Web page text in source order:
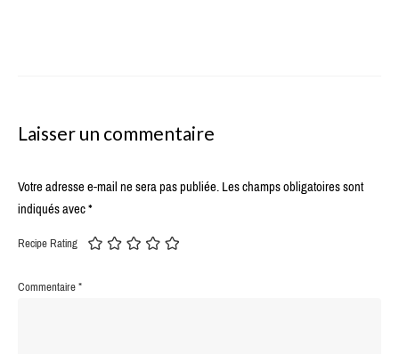
Laisser un commentaire
Votre adresse e-mail ne sera pas publiée.Les champs obligatoires sont
indiqués avec*
Recipe Rating
Commentaire*